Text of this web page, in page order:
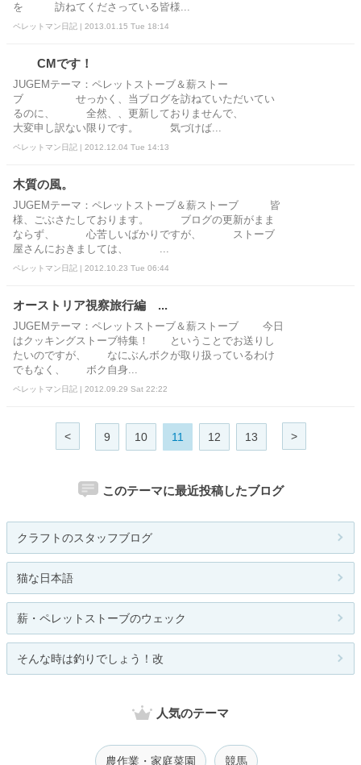
を 訪ねてくださっている皆様...
ペレットマン日記 | 2013.01.15 Tue 18:14
CMです！
JUGEMテーマ：ペレットストーブ＆薪ストー
ブ せっかく、当ブログを訪ねていただいてい
るのに、 全然、、更新しておりませんで、
大変申し訳ない限りです。 気づけば...
ペレットマン日記 | 2012.12.04 Tue 14:13
木質の風。
JUGEMテーマ：ペレットストーブ＆薪ストーブ 皆
様、ごぶさたしております。 ブログの更新がまま
ならず、 心苦しいばかりですが、 ストーブ
屋さんにおきましては、 ...
ペレットマン日記 | 2012.10.23 Tue 06:44
オーストリア視察旅行編 ...
JUGEMテーマ：ペレットストーブ＆薪ストーブ 今日
はクッキングストーブ特集！ ということでお送りし
たいのですが、 なにぶんボクが取り扱っているわけ
でもなく、 ボク自身...
ペレットマン日記 | 2012.09.29 Sat 22:22
< 9 10 11 12 13 >
このテーマに最近投稿したブログ
クラフトのスタッフブログ
猫な日本語
薪・ペレットストーブのウェック
そんな時は釣りでしょう！改
人気のテーマ
農作業・家庭菜園 競馬